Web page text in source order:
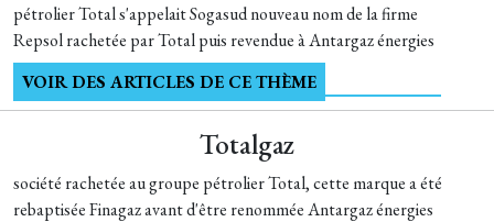
pétrolier Total s'appelait Sogasud nouveau nom de la firme
Repsol rachetée par Total puis revendue à Antargaz énergies
VOIR DES ARTICLES DE CE THÈME
Totalgaz
société rachetée au groupe pétrolier Total, cette marque a été
rebaptisée Finagaz avant d'être renommée Antargaz énergies